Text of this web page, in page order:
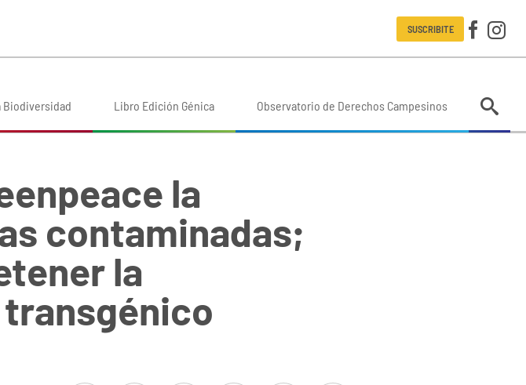
SUSCRIBITE
Biodiversidad Libro Edición Génica Observatorio de Derechos Campesinos
la
contaminadas;
la